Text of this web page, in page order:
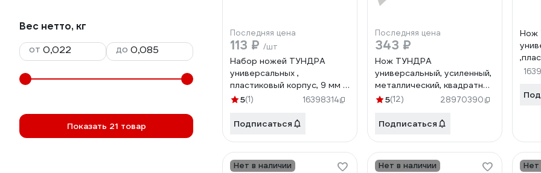
Вес нетто, кг
от
до
Показать 21 товар
Последняя цена
113 ₽ /шт
Набор ножей ТУНДРА
универсальных ,
пластиковый корпус, 9 мм и
18 мм, 2 шт. 1006510
5(1) 16398314
Подписаться
Последняя цена
343 ₽
Нож ТУНДРА
универсальный, усиленный,
металлический, квадратный
фиксатор, 18 мм 2812970
5(12) 28970390
Подписаться
Нож
Нет в наличии Нет в наличии Нет